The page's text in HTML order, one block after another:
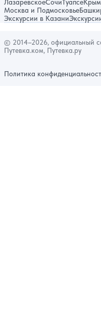
ЛазаревскоеСочиТуапсеКрым
Москва и Подмосковье
Экскурсии в Казани
© 2014–2026, официальный
Путевка.ком, Путевка.ру
Политика